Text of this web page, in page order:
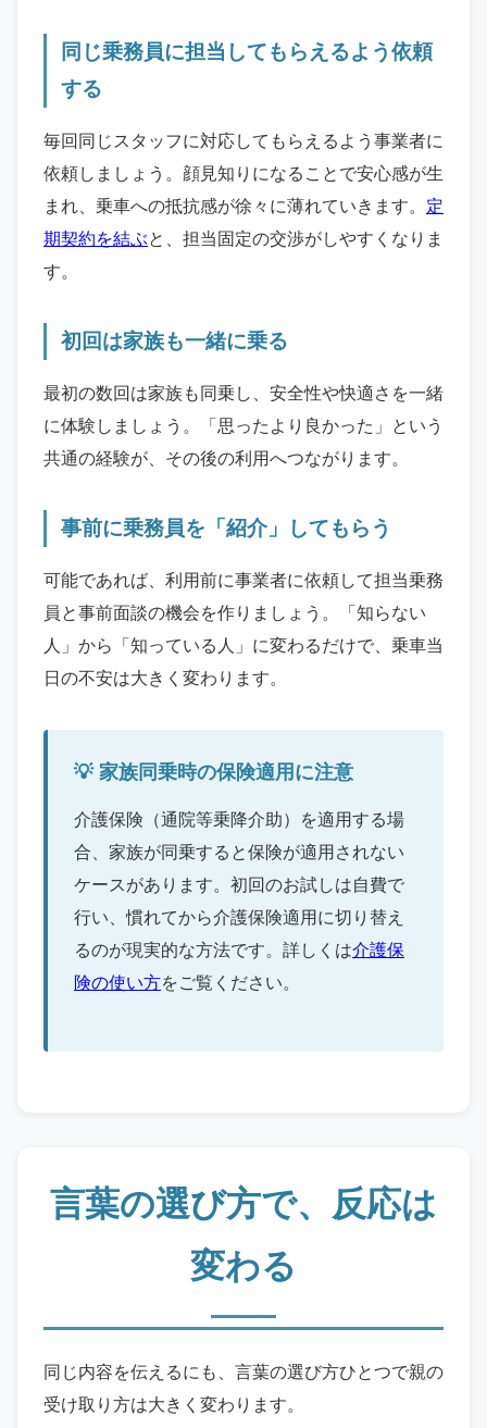
同じ乗務員に担当してもらえるよう依頼
する
毎回同じスタッフに対応してもらえるよう事業者に
依頼しましょう。顔見知りになることで安心感が生
まれ、乗車への抵抗感が徐々に薄れていきます。 定
期契約を結ぶと、担当固定の交渉がしやすくなりま
す。
初回は家族も一緒に乗る
最初の数回は家族も同乗し、安全性や快適さを一緒
に体験しましょう。「思ったより良かった」という
共通の経験が、その後の利用へつながります。
事前に乗務員を「紹介」してもらう
可能であれば、利用前に事業者に依頼して担当乗務
員と事前面談の機会を作りましょう。「知らない
人」から「知っている人」に変わるだけで、乗車当
日の不安は大きく変わります。
家族同乗時の保険適用に注意
介護保険（通院等乗降介助）を適用する場
合、家族が同乗すると保険が適用されない
ケースがあります。初回のお試しは自費で
行い、慣れてから介護保険適用に切り替え
るのが現実的な方法です。詳しくは介護保
険の使い方をご覧ください。
言葉の選び方で、反応は
変わる
同じ内容を伝えるにも、言葉の選び方ひとつで親の
受け取り方は大きく変わります。